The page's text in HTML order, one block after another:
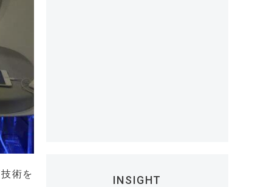
術を INSIGHT